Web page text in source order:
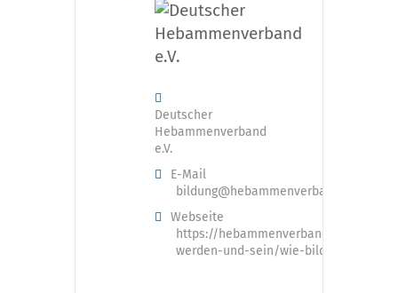
Deutscher
Hebammenverband
e.V.
E-Mail
bildung@hebammenverband.de
Webseite
https://hebammenverband.de/
werden-und-sein/wie-bilde-ich-mich-